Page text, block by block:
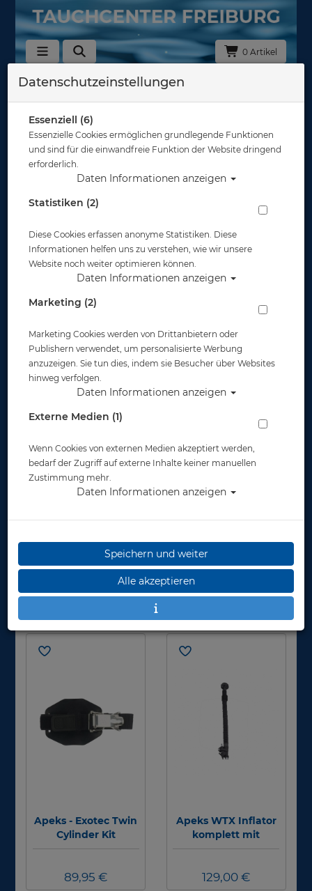
0 Artikel
Tarierjackets - Zubehör
& Befestigungsbänder
Tarierjackets - Inflatoren
Pflegemittel
Bleitaschen
Hersteller
Apeks - Exotec Twin
Cylinder Kit
89,95 €
Apeks WTX Inflator
komplett mit
Schnellablass
129,00 €
Datenschutzeinstellungen
Essenziell (6)
Essenzielle Cookies ermöglichen grundlegende Funktionen
und sind für die einwandfreie Funktion der Website dringend
erforderlich.
Daten Informationen anzeigen
Statistiken (2)
Diese Cookies erfassen anonyme Statistiken. Diese
Informationen helfen uns zu verstehen, wie wir unsere
Website noch weiter optimieren können.
Daten Informationen anzeigen
Marketing (2)
Marketing Cookies werden von Drittanbietern oder
Publishern verwendet, um personalisierte Werbung
anzuzeigen. Sie tun dies, indem sie Besucher über Websites
hinweg verfolgen.
Daten Informationen anzeigen
Externe Medien (1)
Wenn Cookies von externen Medien akzeptiert werden,
bedarf der Zugriff auf externe Inhalte keiner manuellen
Zustimmung mehr.
Daten Informationen anzeigen
Speichern und weiter
Alle akzeptieren